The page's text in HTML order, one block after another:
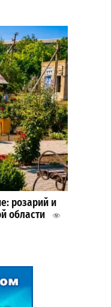
розарий и
области